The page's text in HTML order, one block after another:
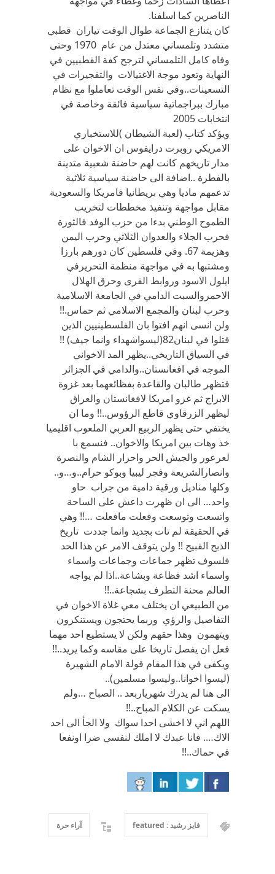
الناصرين كما اسلفنا.
كان يتنازع الجماعة طوال الوقت تياران قطبي
متشدد وتلمساني معتدل من عام 1970 وحتى
وفاه كامل التلمساني لترجح كفة القطبيين في
النهاية وتعود موجة الاغتيالات والتفجيرات في
التسعينات..وفي نفس الوقت تعاملوا مع نظام
مبارك ببراجماتية سياسية فائقة وخاصة في
انتخابات 2005
ويؤكد كتاب (لعبة الشيطان )للاستخباري
الامريكي روبرت درايفوس ان الاخوان على
مدار تاريخهم كانت لهم حاضنة شعبية متدينة
بالفطرة ..اضافة الى حاضنة سياسية ثلاثية
تدعمهم ماديا وهي بريطانيا فامريكا والسعودية
مقابل مواجهة وتنفيذ مخططات لتخريب
الطموح الوطني بدءا من حزب الوفد فالثورة
فحرب الجلاء والعدوان الثلاثي وحرب اليمن
وهزيمة 67. وفي فلسطين كان دورهم بارزا
ومشتبها به في مواجهة منظمة التحريرفي
ايلول الاسود وروابط القرى وحرق الهلال
الاحمروالسبت الدامي في الجامعة الاسلامية
وحرب لبنان والمجمع الاسلامي ثم حماس.!!
ولن انسى انهم افتوا بان الفلسطينيين الذين
قتلوا في لبنان82(ليسواشهداء وانما جيف) !!
في السياق التاريخي..يظهر المد الاخواني
الموجه في افغانستان..والدامي في الجزائر
فتظهر طالبان والقاعدة بفظائعهما بعد غزوة
الابراج ثم غزو امريكا لافغانستان والعراق
ليظهر الزرقاوي قاطع الرؤوس..!! وما ان
يختفي حتى يظهر الربيع العربي الملعوب اقليميا
خذ وهات بين امريكا والاخوان.. فنسمع با
لعرعور والجيش الحر واحرار الشام والنصرة
وانصارالشريعة وفجر ليبيا وبوكو حرام..و…و..
وكلها مناديل ورقية دامية من جراب حاو
واحد… الى ان ظهرت داعش على الساحة
واتسعت وتوسعت وفعلت مافعلت …!! وهي
في الحقيقة لم تات بجديد وانما جددت تاريخ
الذبح القبيح !! ولن يتوقف الامر عن هذا الحد
فلسوف تظهر جماعات وجماعات واسماء
واسماء اشد فظاعة وبشاعة..اذا لم يواجه
العالم محنة التطرف بشجاعة..!!
من الطبيعي ان يختلف معي غلاة الاخوان في
التفاصيل والرؤي وربما يحتجون ويستنكرون
ويتهمون وهذا حقهم ولكن لا يستطيع احد مهما
فعل ان يفصل تاريخا على مقاسه وكما يريد..!!
ويكفى في هذا المقام قولة الامام الشهيرة
(ليسوا اخوانا..وليسوا مسلمين)..
الى هنا لم يدرك شهرياربعد .. الصباح …ولم
يسكت عن الكلام المباح..!!
اللهم اني لا اخشى احدا سواك ولا الجأ الى احد
الاك…. فانا عبدك لا املك لنفسي ضرا اونفعا
في حماك..!!
فايز رشيد : featured آراء حرة